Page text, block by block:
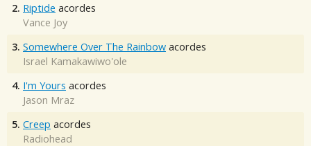
2. Riptide acordes
Vance Joy
3. Somewhere Over The Rainbow acordes
Israel Kamakawiwo'ole
4. I'm Yours acordes
Jason Mraz
5. Creep acordes
Radiohead